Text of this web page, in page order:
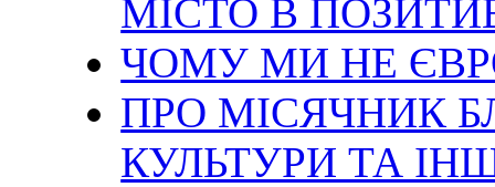
МІСТО В
ЧОМУ МИ НЕ
ПРО МІСЯЧНИК
КУЛЬТУРИ ТА